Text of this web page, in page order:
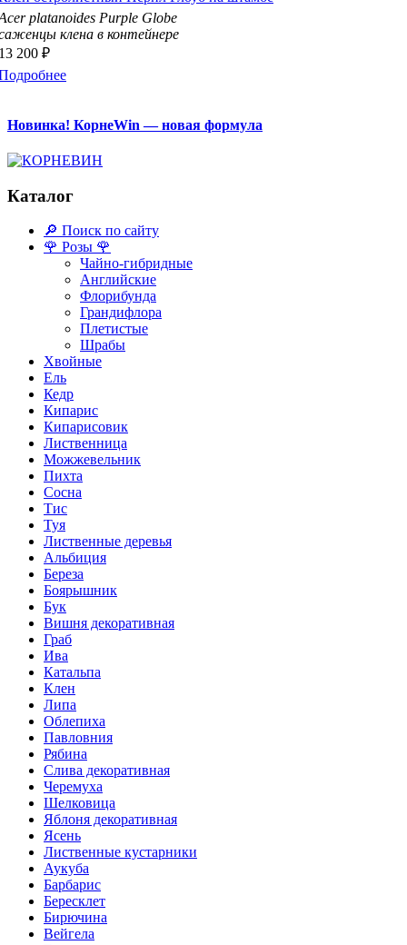
platanoides Purple Globe
клена в контейнере
200 ₽
Новинка! КорнеWin — новая формула
Каталог
🔎 Поиск по сайту
🌹 Розы 🌹
Чайно-гибридные
Английские
Флорибунда
Грандифлора
Плетистые
Шрабы
Хвойные
Ель
Кедр
Кипарис
Кипарисовик
Лиственница
Можжевельник
Пихта
Сосна
Тис
Туя
Лиственные деревья
Альбиция
Береза
Боярышник
Бук
Вишня декоративная
Граб
Ива
Катальпа
Клен
Липа
Облепиха
Павловния
Рябина
Слива декоративная
Черемуха
Шелковица
Яблоня декоративная
Ясень
Лиственные кустарники
Аукуба
Барбарис
Бересклет
Бирючина
Вейгела